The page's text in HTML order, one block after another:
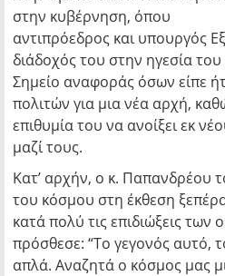
στην κυβέρνηση, όπου
αντιπρόεδρος και υπουργός
διάδοχός του στην ηγεσία
Σημείο αναφοράς όσων είπε
πολιτών για μια νέα αρχή,
επιθυμία του να ανοίξει εκ
μαζί τους.
Κατ’ αρχήν, ο κ. Παπανδρέου
του κόσμου στη έκθεση
κατά πολύ τις επιδιώξεις των
πρόσθεσε: “Το γεγονός αυτό,
απλά. Αναζητά ο κόσμος μας